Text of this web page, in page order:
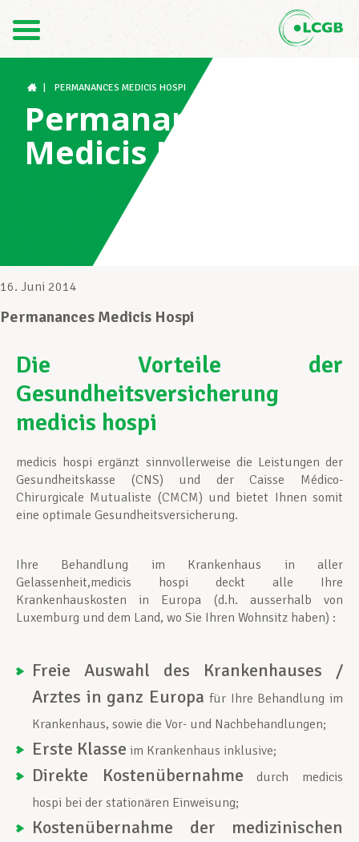
FR
Der LCGB
Gewerkschaftsstrukturen
Unterstützung im Arbeitsalltag
Unterstützung im Privatleben
Berufliche Weiterentwicklung
Mitglied werden
Aktuell
PERMANANCES MEDICIS HOSPI
Permanances
Medicis Hospi
16. Juni 2014
Permanances Medicis Hospi
Die Vorteile der
Gesundheitsversicherung
medicis hospi
medicis hospi ergänzt sinnvollerweise die Leistungen der
Gesundheitskasse (CNS) und der Caisse Médico-
Chirurgicale Mutualiste (CMCM) und bietet Ihnen somit
eine optimale Gesundheitsversicherung.
Ihre Behandlung im Krankenhaus in aller
Gelassenheit,medicis hospi deckt alle Ihre
Krankenhauskosten in Europa (d.h. ausserhalb von
Luxemburg und dem Land, wo Sie Ihren Wohnsitz haben) :
Freie Auswahl des Krankenhauses /
Arztes in ganz Europa für Ihre Behandlung im
Krankenhaus, sowie die Vor- und Nachbehandlungen;
Erste Klasse im Krankenhaus inklusive;
Direkte Kostenübernahme durch medicis
hospi bei der stationären Einweisung;
Kostenübernahme der medizinischen